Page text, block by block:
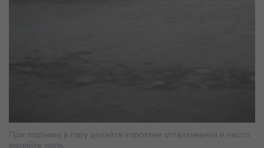
При подъеме в гору делайте короткие отталкивания и часто
меняйте ноги.